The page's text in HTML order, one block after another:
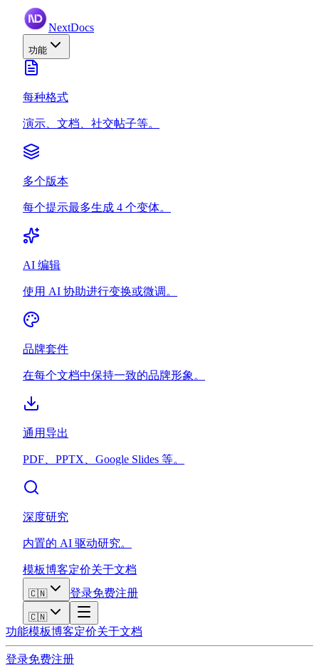
NextDocs
功能
每种格式
演示、文档、社交帖子等。
多个版本
每个提示最多生成 4 个变体。
AI 编辑
使用 AI 协助进行变换或微调。
品牌套件
在每个文档中保持一致的品牌形象。
通用导出
PDF、PPTX、Google Slides 等。
深度研究
内置的 AI 驱动研究。
模板博客定价关于文档
🇨🇳 登录免费注册
🇨🇳
功能模板博客定价关于文档
登录免费注册